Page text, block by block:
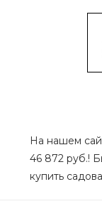
На нашем
46 872 руб.!
купить